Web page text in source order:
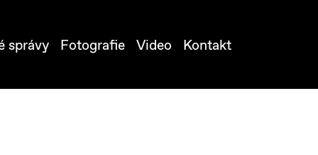
správy Fotografie Video Kontakt